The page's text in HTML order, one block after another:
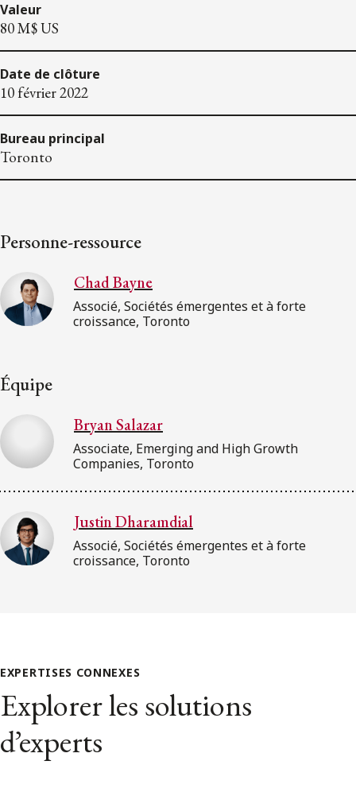
Valeur
80 M$ US
Date de clôture
10 février 2022
Bureau principal
Toronto
Personne-ressource
Chad Bayne
Associé, Sociétés émergentes et à forte
croissance, Toronto
Équipe
Bryan Salazar
Associate, Emerging and High Growth
Companies, Toronto
Justin Dharamdial
Associé, Sociétés émergentes et à forte
croissance, Toronto
EXPERTISES CONNEXES
Explorer les solutions
d’experts